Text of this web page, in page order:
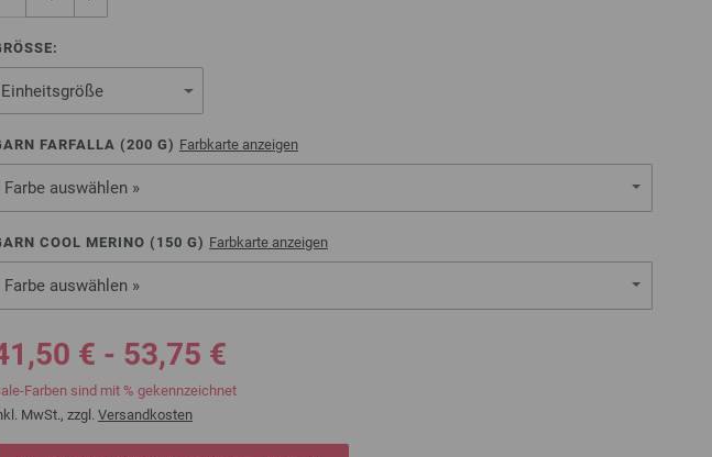
FARFALLA (200 G) Farbkarte anzeigen
Farbe auswählen »
COOL MERINO ( 150 G) Farbkarte anzeigen
Farbe auswählen »
€ - 53,75 €
Farben sind mit % gekennzeichnet
MwSt., zzgl. Versandkosten